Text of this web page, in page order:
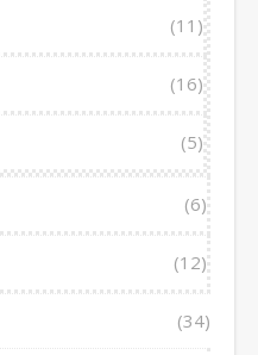
(11)
(16)
(5)
(6)
(12)
(34)